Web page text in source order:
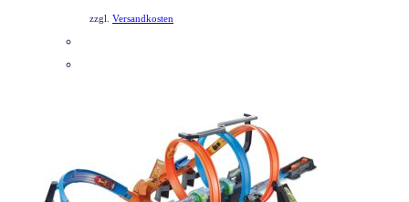
zzgl. Versandkosten